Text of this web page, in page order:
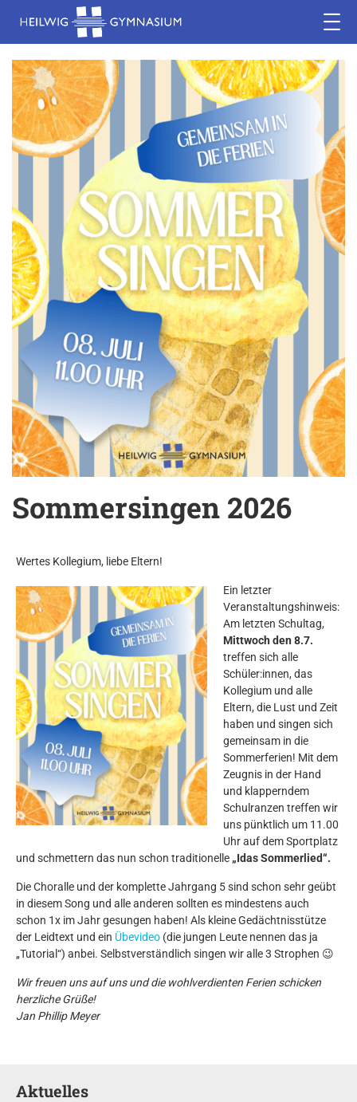
Sommersingen 2026
Wertes Kollegium, liebe Eltern!
Ein letzter
Veranstaltungshinweis:
Am letzten Schultag,
Mittwoch den 8.7.
treffen sich alle
Schüler:innen, das
Kollegium und alle
Eltern, die Lust und Zeit
haben und singen sich
gemeinsam in die
Sommerferien! Mit dem
Zeugnis in der Hand
und klapperndem
Schulranzen treffen wir
uns pünktlich um 11.00
Uhr auf dem Sportplatz
und schmettern das nun schon traditionelle „Idas Sommerlied“.
Die Choralle und der komplette Jahrgang 5 sind schon sehr geübt
in diesem Song und alle anderen sollten es mindestens auch
schon 1x im Jahr gesungen haben! Als kleine Gedächtnisstütze
der Leidtext und ein Übevideo (die jungen Leute nennen das ja
„Tutorial“) anbei. Selbstverständlich singen wir alle 3 Strophen 😉
Wir freuen uns auf uns und die wohlverdienten Ferien schicken
herzliche Grüße!
Jan Phillip Meyer
Aktuelles